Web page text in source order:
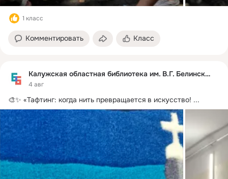
1 класс
Комментировать Класс
Калужская областная библиотека им. В.Г. Белинского
4 авг
🎨✨ «Тафтинг: когда нить превращается в искусство! ...